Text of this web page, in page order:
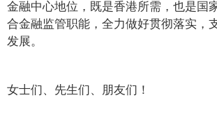
金融中心地位，既是香港所需，也是国
合金融监管职能，全力做好贯彻落实，
发展。
女士们、先生们、朋友们！